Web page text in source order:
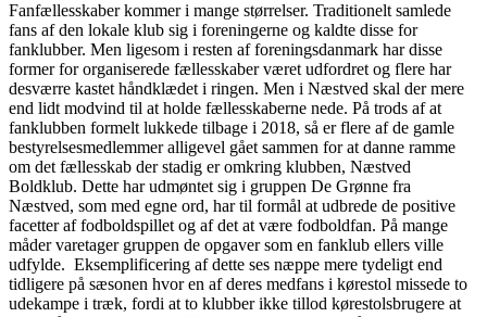
Fanfællesskaber kommer i mange størrelser. Traditionelt samlede
fans af den lokale klub sig i foreningerne og kaldte disse for
fanklubber. Men ligesom i resten af foreningsdanmark har disse
former for organiserede fællesskaber været udfordret og flere har
desværre kastet håndklædet i ringen. Men i Næstved skal der mere
end lidt modvind til at holde fællesskaberne nede. På trods af at
fanklubben formelt lukkede tilbage i 2018, så er flere af de gamle
bestyrelsesmedlemmer alligevel gået sammen for at danne ramme
om det fællesskab der stadig er omkring klubben, Næstved
Boldklub. Dette har udmøntet sig i gruppen De Grønne fra
Næstved, som med egne ord, har til formål at udbrede de positive
facetter af fodboldspillet og af det at være fodboldfan. På mange
måder varetager gruppen de opgaver som en fanklub ellers ville
udfylde. Eksemplificering af dette ses næppe mere tydeligt end
tidligere på sæsonen hvor en af deres medfans i kørestol missede to
udekampe i træk, fordi at to klubber ikke tillod kørestolsbrugere at